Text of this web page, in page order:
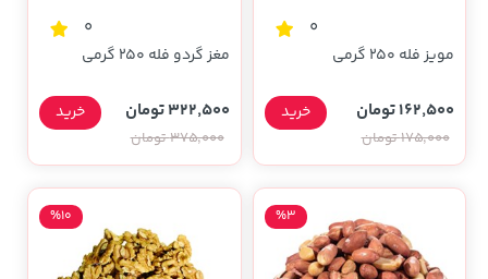
0
مویز فله 250 گرمی
162,500 تومان
175,000 تومان
خرید
0
مغز گردو فله 250 گرمی
322,500 تومان
375,000 تومان
خرید
%3
%10